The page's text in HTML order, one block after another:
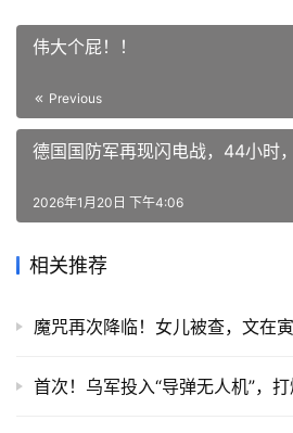
伟大个屁！！
Previous
德国国防军再现闪电战，44小时
2026年1月20日 下午4:06
相关推荐
魔咒再次降临！女儿被查，文在
首次！乌军投入“导弹无人机”，打